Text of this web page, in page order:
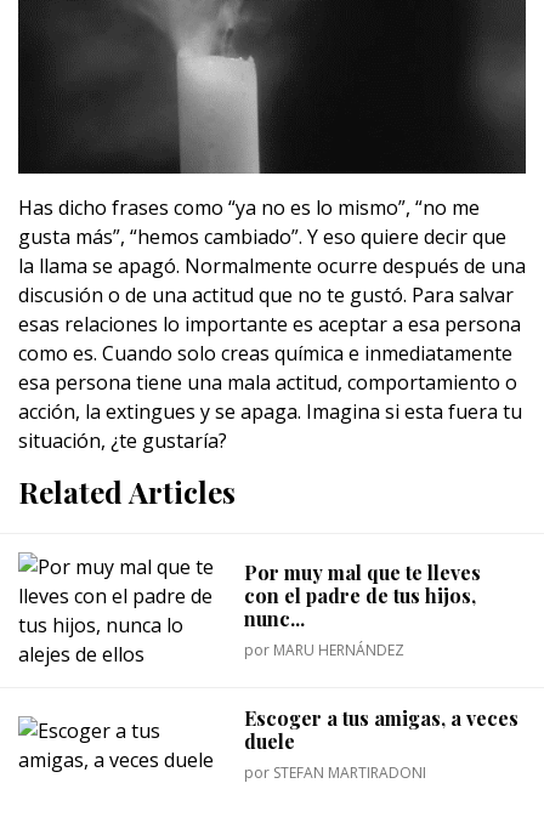
Has dicho frases como “ya no es lo mismo”, “no me
gusta más”, “hemos cambiado”. Y eso quiere decir que
la llama se apagó. Normalmente ocurre después de una
discusión o de una actitud que no te gustó. Para salvar
esas relaciones lo importante es aceptar a esa persona
como es. Cuando solo creas química e inmediatamente
esa persona tiene una mala actitud, comportamiento o
acción, la extingues y se apaga. Imagina si esta fuera tu
situación, ¿te gustaría?
Related Articles
Por muy mal que te lleves
con el padre de tus hijos,
nunc...
por MARU HERNÁNDEZ
Escoger a tus amigas, a veces
duele
por STEFAN MARTIRADONI